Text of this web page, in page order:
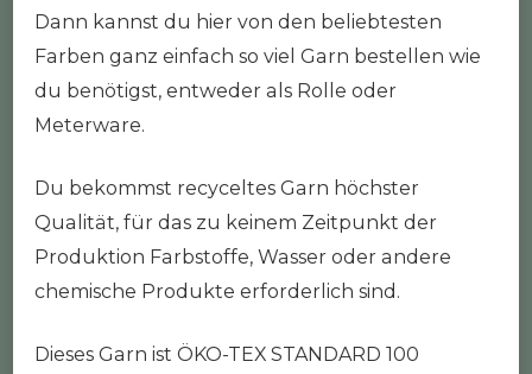
Dann kannst du hier von den beliebtesten
Farben ganz einfach so viel Garn bestellen wie
du benötigst, entweder als Rolle oder
Meterware.
Du bekommst recyceltes Garn höchster
Qualität, für das zu keinem Zeitpunkt der
Produktion Farbstoffe, Wasser oder andere
chemische Produkte erforderlich sind.
Dieses Garn ist ÖKO-TEX STANDARD 100